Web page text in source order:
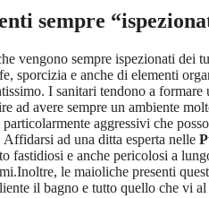
sempre
vengono sempre ispezionati dei
sporcizia e anche di elementi
I sanitari tendono a
ad avere sempre un ambiente
aggressivi che
ad una ditta esperta nelle
fastidiosi e anche pericolosi a
le maioliche presenti
il bagno e tutto quello che vi